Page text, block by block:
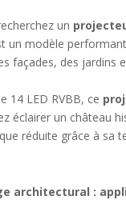
un
un modèle
façades, des jardins
14 LED RVBB, ce
éclairer un château
réduite grâce à sa
architectural :